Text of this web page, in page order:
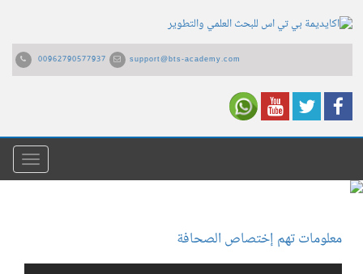
00962790577937 support@bts-academy.com
القائمة
معلومات تهم إختصاص الصحافة